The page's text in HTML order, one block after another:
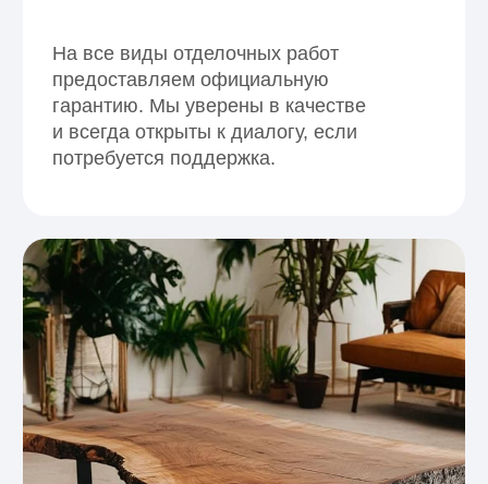
02
Натуральность и уют
Дерево создаёт тёплую атмосферу
и комфорт. Натуральная отделка
регулирует микроклимат и делает
интерьер живым и гармоничным.